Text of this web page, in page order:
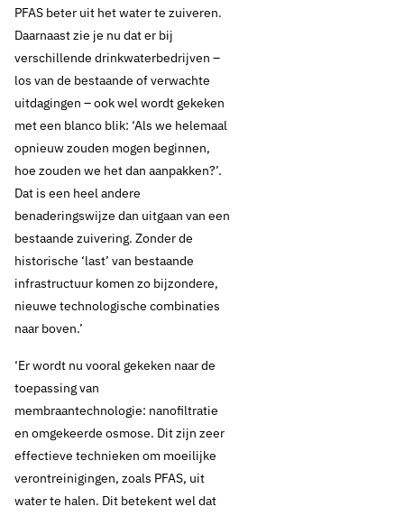
PFAS beter uit het water te zuiveren.
Daarnaast zie je nu dat er bij
verschillende drinkwaterbedrijven –
los van de bestaande of verwachte
uitdagingen – ook wel wordt gekeken
met een blanco blik: ‘Als we helemaal
opnieuw zouden mogen beginnen,
hoe zouden we het dan aanpakken?’.
Dat is een heel andere
benaderingswijze dan uitgaan van een
bestaande zuivering. Zonder de
historische ‘last’ van bestaande
infrastructuur komen zo bijzondere,
nieuwe technologische combinaties
naar boven.’
‘Er wordt nu vooral gekeken naar de
toepassing van
membraantechnologie: nanofiltratie
en omgekeerde osmose. Dit zijn zeer
effectieve technieken om moeilijke
verontreinigingen, zoals PFAS, uit
water te halen. Dit betekent wel dat